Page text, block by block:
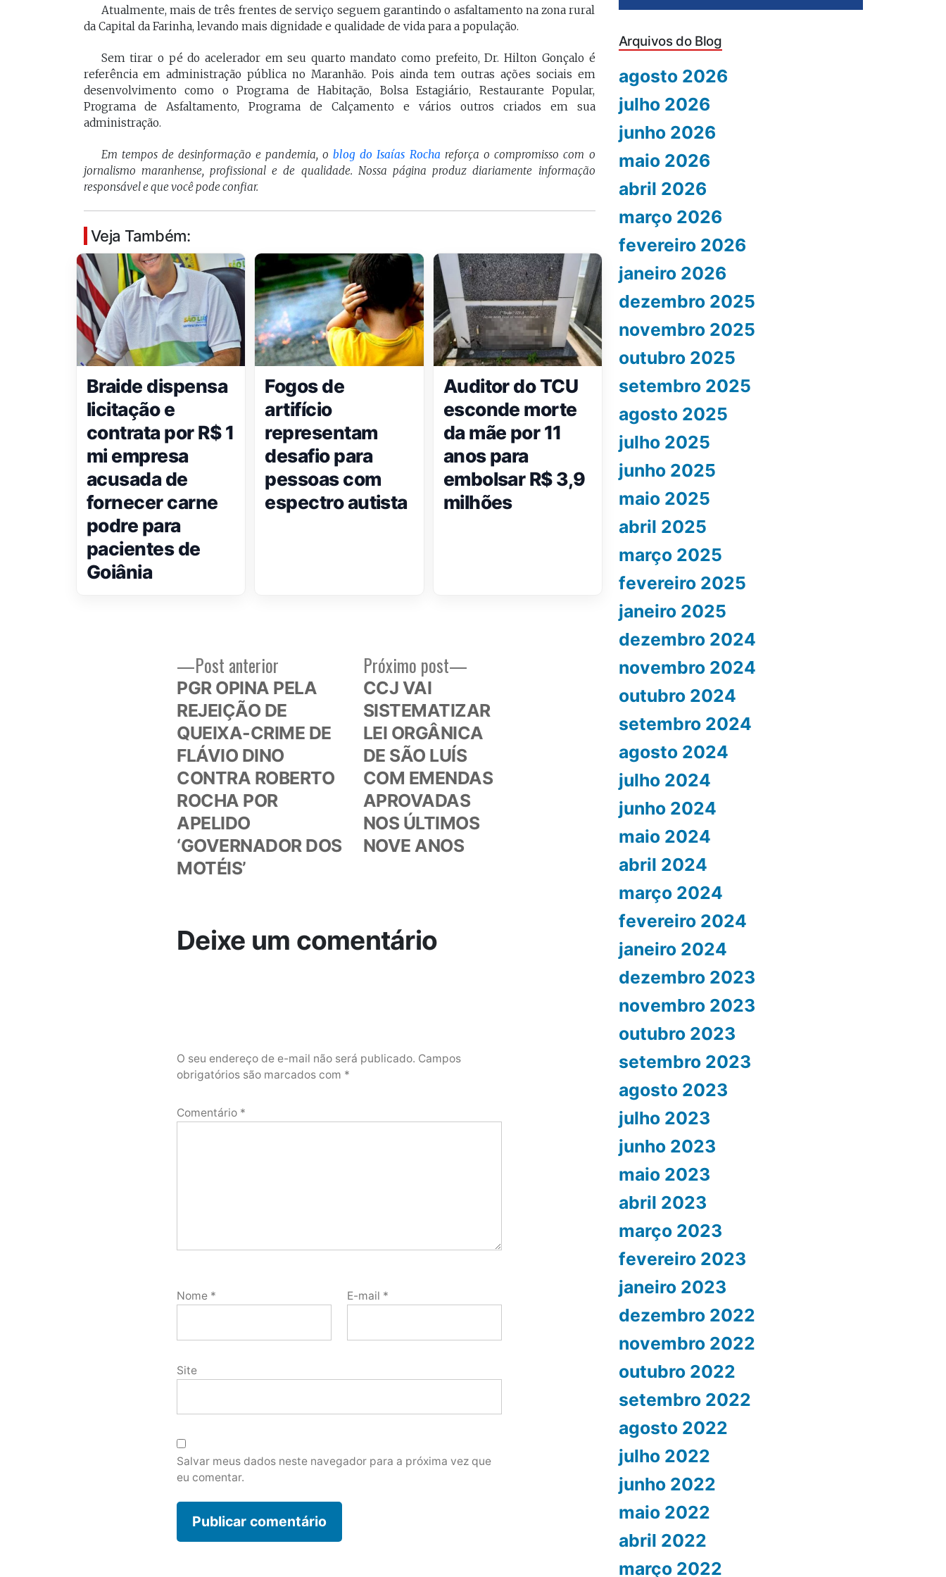
Atualmente, mais de três frentes de serviço seguem garantindo o asfaltamento na zona rural
da Capital da Farinha, levando mais dignidade e qualidade de vida para a população.
Sem tirar o pé do acelerador em seu quarto mandato como prefeito, Dr. Hilton Gonçalo é
referência em administração pública no Maranhão. Pois ainda tem outras ações sociais em
desenvolvimento como o Programa de Habitação, Bolsa Estagiário, Restaurante Popular,
Programa de Asfaltamento, Programa de Calçamento e vários outros criados em sua
administração.
Em tempos de desinformação e pandemia, o blog do Isaías Rocha reforça o compromisso com o
jornalismo maranhense, profissional e de qualidade. Nossa página produz diariamente informação
responsável e que você pode confiar.
Veja Também:
Braide dispensa
licitação e
contrata por R$ 1
mi empresa
acusada de
fornecer carne
podre para
pacientes de
Goiânia
Fogos de
artifício
representam
desafio para
pessoas com
espectro autista
Auditor do TCU
esconde morte
da mãe por 11
anos para
embolsar R$ 3,9
milhões
Navegação
Post anterior
anterior:
PGR OPINA PELA
REJEIÇÃO DE
QUEIXA-CRIME DE
FLÁVIO DINO
CONTRA ROBERTO
ROCHA POR
APELIDO
‘GOVERNADOR DOS
MOTÉIS’
Próximo post
Próximo
CCJ VAI
SISTEMATIZAR
LEI ORGÂNICA
DE SÃO LUÍS
COM EMENDAS
APROVADAS
NOS ÚLTIMOS
NOVE ANOS
Deixe um comentário
O seu endereço de e-mail não será publicado. Campos
obrigatórios são marcados com *
Comentário *
Nome * E-mail *
Site
Salvar meus dados neste navegador para a próxima vez que
eu comentar.
Arquivos do Blog
agosto 2026
julho 2026
junho 2026
maio 2026
abril 2026
março 2026
fevereiro 2026
janeiro 2026
dezembro 2025
novembro 2025
outubro 2025
setembro 2025
agosto 2025
julho 2025
junho 2025
maio 2025
abril 2025
março 2025
fevereiro 2025
janeiro 2025
dezembro 2024
novembro 2024
outubro 2024
setembro 2024
agosto 2024
julho 2024
junho 2024
maio 2024
abril 2024
março 2024
fevereiro 2024
janeiro 2024
dezembro 2023
novembro 2023
outubro 2023
setembro 2023
agosto 2023
julho 2023
junho 2023
maio 2023
abril 2023
março 2023
fevereiro 2023
janeiro 2023
dezembro 2022
novembro 2022
outubro 2022
setembro 2022
agosto 2022
julho 2022
junho 2022
maio 2022
abril 2022
março 2022